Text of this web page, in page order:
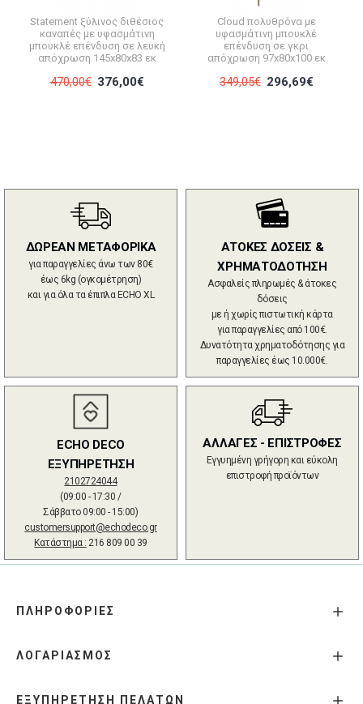
Statement ξύλινος διθέσιος
καναπές με υφασμάτινη
μπουκλέ επένδυση σε λευκή
απόχρωση 145x80x83 εκ
470,00€ 376,00€
Cloud πολυθρόνα με
υφασμάτινη μπουκλέ
επένδυση σε γκρι
απόχρωση 97x80x100 εκ
349,05€ 296,69€
ΔΩΡΕΑΝ ΜΕΤΑΦΟΡΙΚΑ
για παραγγελίες άνω των 80€
έως 6kg (ογκομέτρηση)
και για όλα τα έπιπλα ECHO XL
ΑΤΟΚΕΣ ΔΟΣΕΙΣ &
ΧΡΗΜΑΤΟΔΟΤΗΣΗ
Ασφαλείς πληρωμές & άτοκες
δόσεις
με ή χωρίς πιστωτική κάρτα
για παραγγελίες από 100€.
Δυνατότητα χρηματοδότησης για
παραγγελίες έως 10.000€.
ECHO DECO
ΕΞΥΠΗΡΕΤΗΣΗ
2102724044
(09:00 - 17:30 /
Σάββατο 09:00 - 15:00)
customersupport@echodeco.gr
Κατάστημα : 216 809 00 39
ΑΛΛΑΓΕΣ - ΕΠΙΣΤΡΟΦΕΣ
Εγγυημένη γρήγορη και εύκολη
επιστροφή προϊόντων
ΠΛΗΡΟΦΟΡΙΕΣ
ΛΟΓΑΡΙΑΣΜΟΣ
ΕΞΥΠΗΡΕΤΗΣΗ ΠΕΛΑΤΩΝ